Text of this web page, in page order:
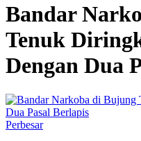
Bandar
Tenuk
Dengan Dua
Perbesar